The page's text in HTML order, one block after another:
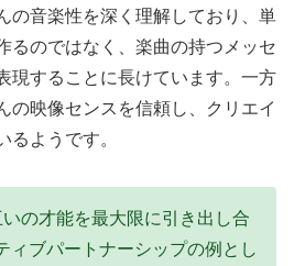
の音楽性を深く理解しており、単
るのではなく、楽曲の持つメッセ
現することに長けています。一方
の映像センスを信頼し、クリエイ
るようです。
の才能を最大限に引き出し合
ィブパートナーシップの例とし